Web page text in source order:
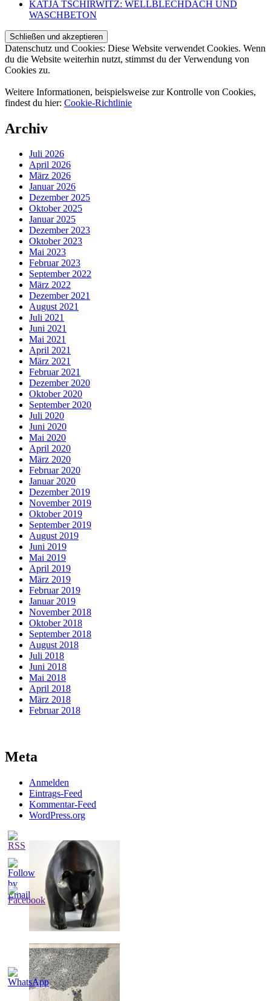
KATJA TSCHIRWITZ: WELLBLECHDACH UND
WASCHBETON
Datenschutz und Cookies: Diese Website verwendet Cookies. Wenn
du die Website weiterhin nutzt, stimmst du der Verwendung von
Cookies zu.
Weitere Informationen, beispielsweise zur Kontrolle von Cookies,
findest du hier: Cookie-Richtlinie
Archiv
Juli 2026
April 2026
März 2026
Januar 2026
Dezember 2025
Oktober 2025
Januar 2025
Dezember 2023
Oktober 2023
Mai 2023
Februar 2023
September 2022
März 2022
Dezember 2021
August 2021
Juli 2021
Juni 2021
Mai 2021
April 2021
März 2021
Februar 2021
Dezember 2020
Oktober 2020
September 2020
Juli 2020
Juni 2020
Mai 2020
April 2020
März 2020
Februar 2020
Januar 2020
Dezember 2019
November 2019
Oktober 2019
September 2019
August 2019
Juni 2019
Mai 2019
April 2019
März 2019
Februar 2019
Januar 2019
November 2018
Oktober 2018
September 2018
August 2018
Juli 2018
Juni 2018
Mai 2018
April 2018
März 2018
Februar 2018
Meta
Anmelden
Eintrags-Feed
Kommentar-Feed
WordPress.org